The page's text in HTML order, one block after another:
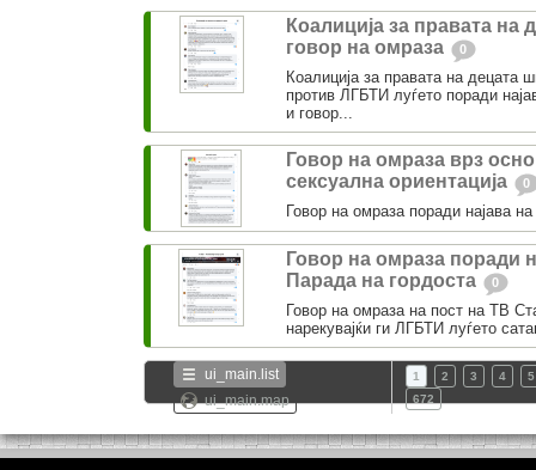
Коалиција за правата на
говор на омраза
0
Коалиција за правата на децата
против ЛГБТИ луѓето поради
и говор...
Говор на омраза врз
сексуална ориентација
0
Говор на омраза поради најава
Говор на омраза поради
Парада на гордоста
0
Говор на омраза на пост на ТВ
нарекувајќи ги ЛГБТИ луѓето
ui_main.list
ui_main.map
1 2 3 4
5
672